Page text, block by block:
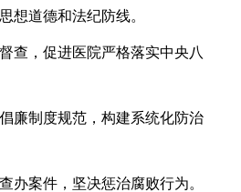
想道德和法纪防线。
查，促进医院严格落实中央八
廉制度规范，构建系统化防治
办案件，坚决惩治腐败行为。